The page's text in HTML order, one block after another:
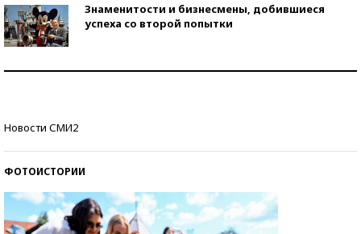
Знаменитости и бизнесмены, добившиеся
успеха со второй попытки
Новости СМИ2
ФОТОИСТОРИИ